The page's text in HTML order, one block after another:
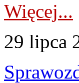
Więcej...
29 lipca